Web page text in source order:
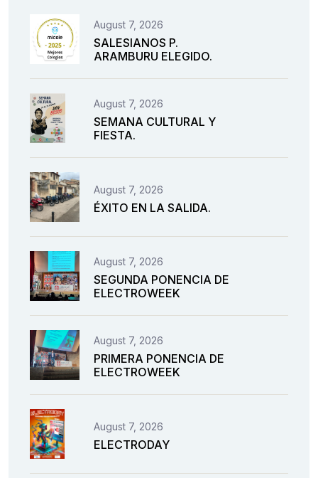
August 7, 2026
SALESIANOS P.
ARAMBURU ELEGIDO.
August 7, 2026
SEMANA CULTURAL Y
FIESTA.
August 7, 2026
ÉXITO EN LA SALIDA.
August 7, 2026
SEGUNDA PONENCIA DE
ELECTROWEEK
August 7, 2026
PRIMERA PONENCIA DE
ELECTROWEEK
August 7, 2026
ELECTRODAY